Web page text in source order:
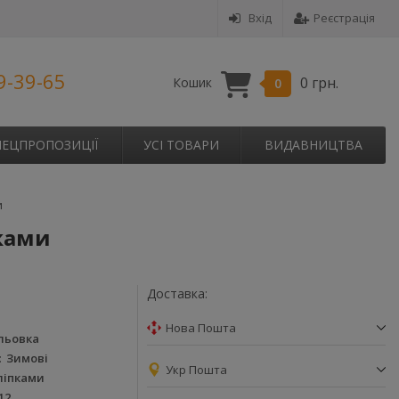
Вхід Реєстрація
39-65 Кошик 0 0 грн.
УСІ ТОВАРИ ВИДАВНИЦТВА
Зимові
Доставка:
Нова Пошта
Укр Пошта